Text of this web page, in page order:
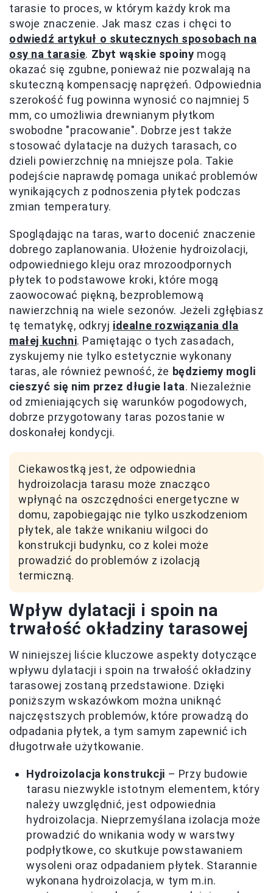
tarasie to proces, w którym każdy krok ma
swoje znaczenie. Jak masz czas i chęci to
odwiedź artykuł o skutecznych sposobach na
osy na tarasie. Zbyt wąskie spoiny mogą
okazać się zgubne, ponieważ nie pozwalają na
skuteczną kompensację naprężeń. Odpowiednia
szerokość fug powinna wynosić co najmniej 5
mm, co umożliwia drewnianym płytkom
swobodne "pracowanie". Dobrze jest także
stosować dylatacje na dużych tarasach, co
dzieli powierzchnię na mniejsze pola. Takie
podejście naprawdę pomaga unikać problemów
wynikających z podnoszenia płytek podczas
zmian temperatury.
Spoglądając na taras, warto docenić znaczenie
dobrego zaplanowania. Ułożenie hydroizolacji,
odpowiedniego kleju oraz mrozoodpornych
płytek to podstawowe kroki, które mogą
zaowocować piękną, bezproblemową
nawierzchnią na wiele sezonów. Jeżeli zgłębiasz
tę tematykę, odkryj idealne rozwiązania dla
małej kuchni. Pamiętając o tych zasadach,
zyskujemy nie tylko estetycznie wykonany
taras, ale również pewność, że będziemy mogli
cieszyć się nim przez długie lata. Niezależnie
od zmieniających się warunków pogodowych,
dobrze przygotowany taras pozostanie w
doskonałej kondycji.
Ciekawostką jest, że odpowiednia
hydroizolacja tarasu może znacząco
wpłynąć na oszczędności energetyczne w
domu, zapobiegając nie tylko uszkodzeniom
płytek, ale także wnikaniu wilgoci do
konstrukcji budynku, co z kolei może
prowadzić do problemów z izolacją
termiczną.
Wpływ dylatacji i spoin na
trwałość okładziny tarasowej
W niniejszej liście kluczowe aspekty dotyczące
wpływu dylatacji i spoin na trwałość okładziny
tarasowej zostaną przedstawione. Dzięki
poniższym wskazówkom można uniknąć
najczęstszych problemów, które prowadzą do
odpadania płytek, a tym samym zapewnić ich
długotrwałe użytkowanie.
Hydroizolacja konstrukcji – Przy budowie
tarasu niezwykle istotnym elementem, który
należy uwzględnić, jest odpowiednia
hydroizolacja. Nieprzemyślana izolacja może
prowadzić do wnikania wody w warstwy
podpłytkowe, co skutkuje powstawaniem
wysoleni oraz odpadaniem płytek. Starannie
wykonana hydroizolacja, w tym m.in.